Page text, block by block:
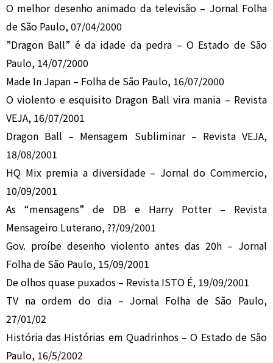
O melhor desenho animado da televisão – Jornal Folha
de São Paulo, 07/04/2000
”Dragon Ball” é da idade da pedra – O Estado de São
Paulo, 14/07/2000
Made In Japan – Folha de São Paulo, 16/07/2000
O violento e esquisito Dragon Ball vira mania – Revista
VEJA, 16/07/2001
Dragon Ball – Mensagem Subliminar – Revista VEJA,
18/08/2001
HQ Mix premia a diversidade – Jornal do Commercio,
10/09/2001
As “mensagens” de DB e Harry Potter – Revista
Mensageiro Luterano, ??/09/2001
Gov. proíbe desenho violento antes das 20h – Jornal
Folha de São Paulo, 15/09/2001
De olhos quase puxados – Revista ISTO É, 19/09/2001
TV na ordem do dia – Jornal Folha de São Paulo,
27/01/02
História das Histórias em Quadrinhos – O Estado de São
Paulo, 16/5/2002